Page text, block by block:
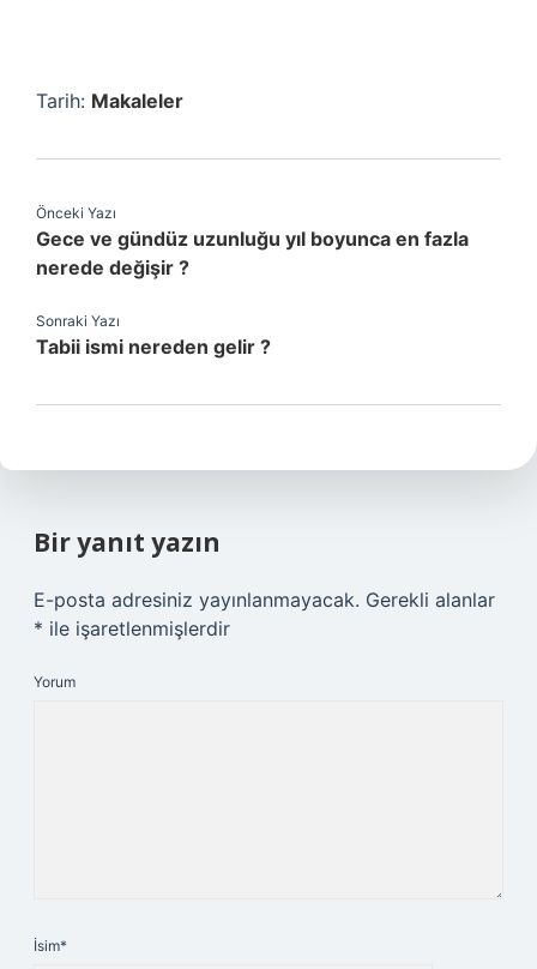
Tarih: Makaleler
Önceki Yazı
Gece ve gündüz uzunluğu yıl boyunca en fazla
nerede değişir ?
Sonraki Yazı
Tabii ismi nereden gelir ?
Bir yanıt yazın
E-posta adresiniz yayınlanmayacak. Gerekli alanlar
* ile işaretlenmişlerdir
Yorum
İsim*